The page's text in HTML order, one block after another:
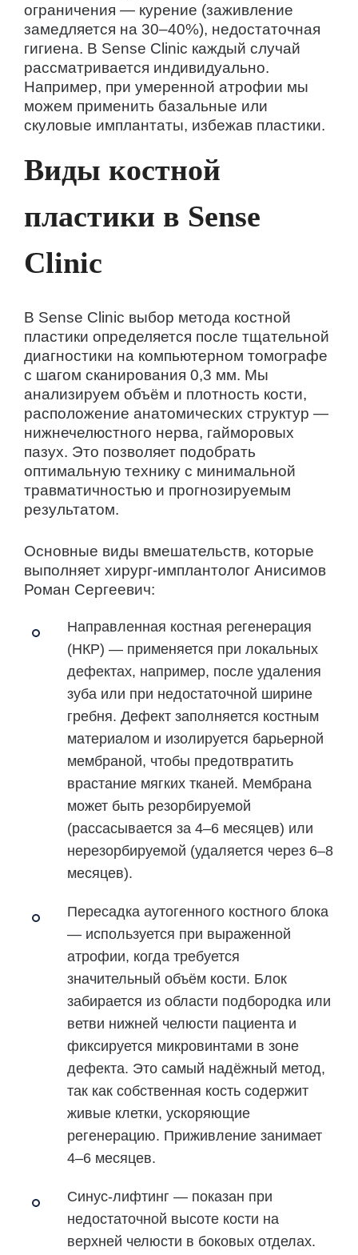
ограничения — курение (заживление
замедляется на 30–40%), недостаточная
гигиена. В Sense Clinic каждый случай
рассматривается индивидуально.
Например, при умеренной атрофии мы
можем применить базальные или
скуловые имплантаты, избежав пластики.
Виды костной
пластики в Sense
Clinic
В Sense Clinic выбор метода костной
пластики определяется после тщательной
диагностики на компьютерном томографе
с шагом сканирования 0,3 мм. Мы
анализируем объём и плотность кости,
расположение анатомических структур —
нижнечелюстного нерва, гайморовых
пазух. Это позволяет подобрать
оптимальную технику с минимальной
травматичностью и прогнозируемым
результатом.
Основные виды вмешательств, которые
выполняет хирург-имплантолог Анисимов
Роман Сергеевич:
Направленная костная регенерация
(НКР) — применяется при локальных
дефектах, например, после удаления
зуба или при недостаточной ширине
гребня. Дефект заполняется костным
материалом и изолируется барьерной
мембраной, чтобы предотвратить
врастание мягких тканей. Мембрана
может быть резорбируемой
(рассасывается за 4–6 месяцев) или
нерезорбируемой (удаляется через 6–8
месяцев).
Пересадка аутогенного костного блока
— используется при выраженной
атрофии, когда требуется
значительный объём кости. Блок
забирается из области подбородка или
ветви нижней челюсти пациента и
фиксируется микровинтами в зоне
дефекта. Это самый надёжный метод,
так как собственная кость содержит
живые клетки, ускоряющие
регенерацию. Приживление занимает
4–6 месяцев.
Синус-лифтинг — показан при
недостаточной высоте кости на
верхней челюсти в боковых отделах.